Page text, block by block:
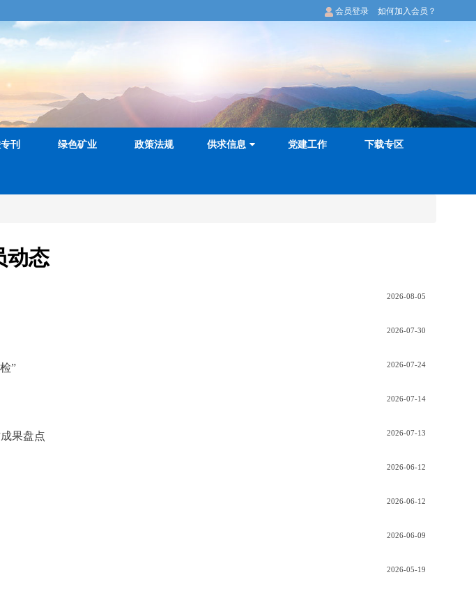
会员登录 如何加入会员？
刊 绿色矿业 政策法规 供求信息 党建工作 下载专区
动态
2026-08-05
2026-07-30
” 2026-07-24
2026-07-14
果盘点 2026-07-13
2026-06-12
2026-06-12
2026-06-09
2026-05-19